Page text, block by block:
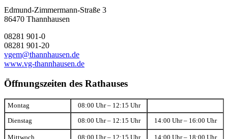
Edmund-Zimmermann-Straße 3
86470 Thannhausen
08281 901-0
08281 901-20
vgem@thannhausen.de
www.vg-thannhausen.de
Öffnungszeiten des Rathauses
Montag 08:00 Uhr – 12:15 Uhr
Dienstag 08:00 Uhr – 12:15 Uhr 14:00 Uhr – 16:00 Uhr